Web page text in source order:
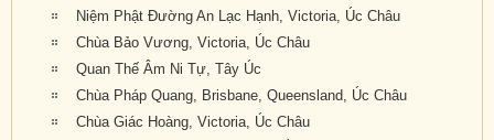
Niệm Phật Đường An Lạc Hạnh, Victoria, Úc Châu
Chùa Bảo Vương, Victoria, Úc Châu
Quan Thế Âm Ni Tự, Tây Úc
Chùa Pháp Quang, Brisbane, Queensland, Úc Châu
Chùa Giác Hoàng, Victoria, Úc Châu